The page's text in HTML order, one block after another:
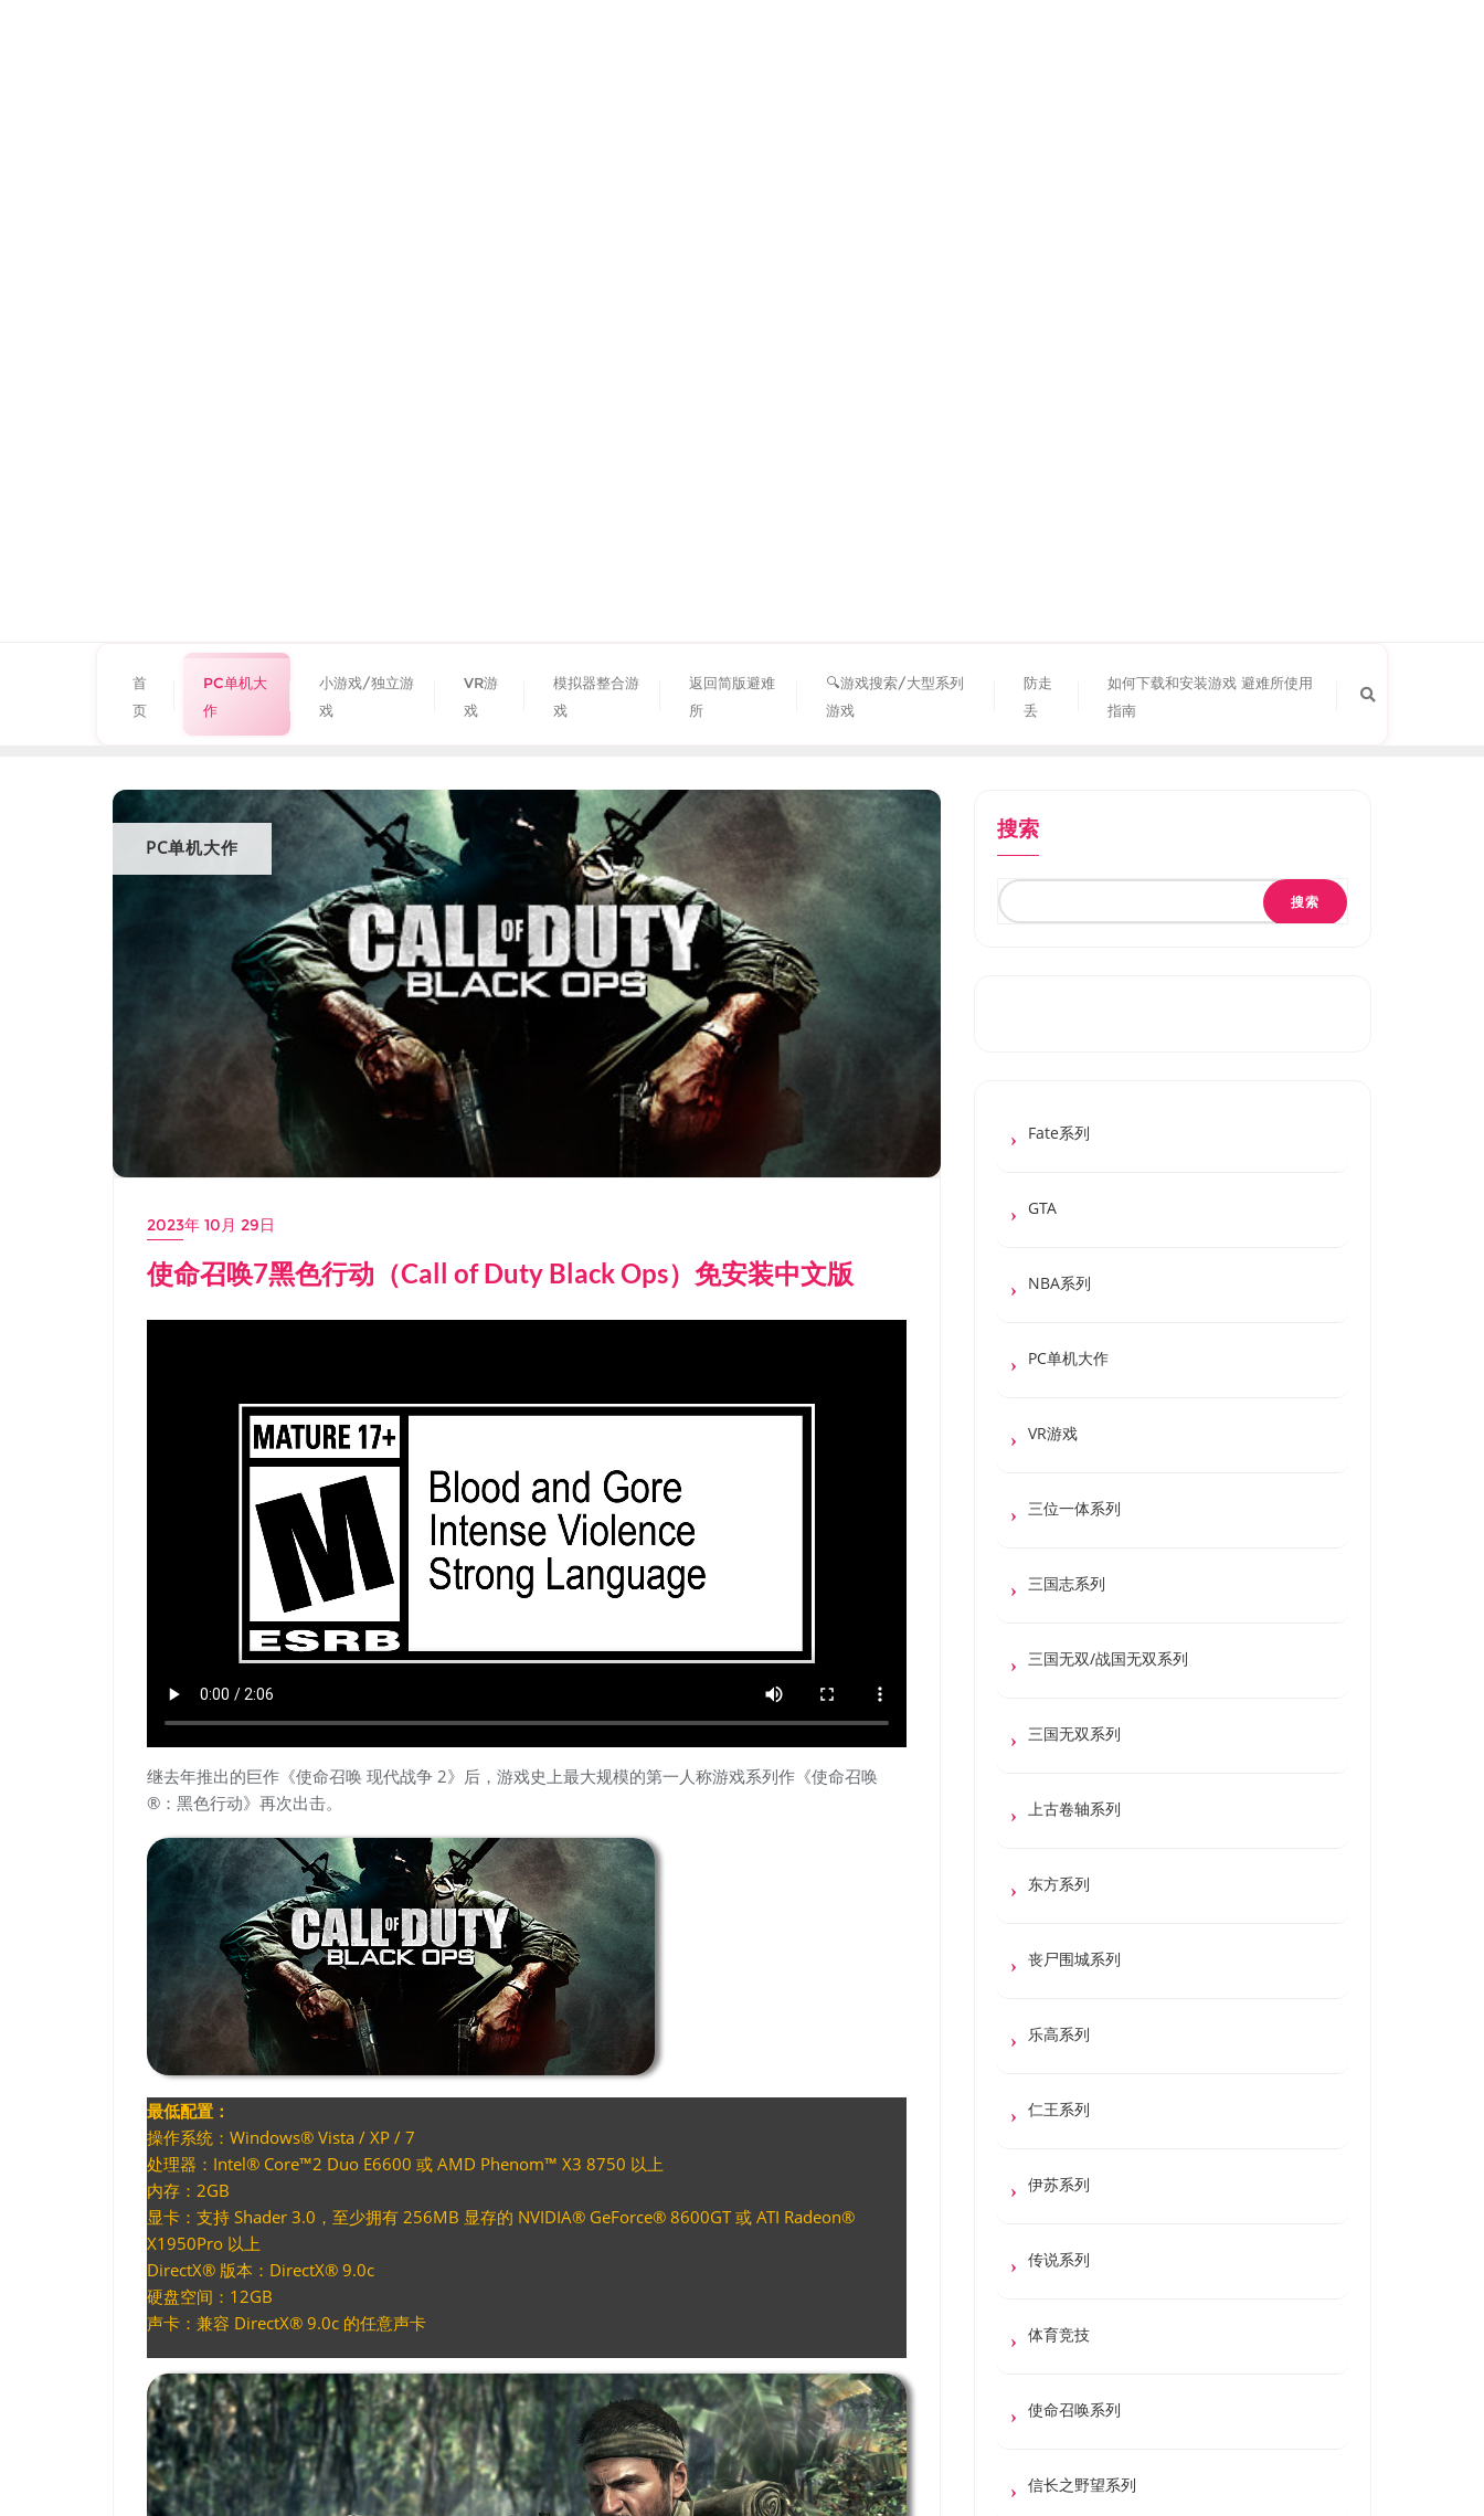
首
页
PC单机大
作
小游戏/独立游
戏
VR游
戏
模拟器整合游
戏
返回简版避难
所
🔍游戏搜索/大型系列
游戏
防走
丢
如何下载和安装游戏 避难所使用
指南
PC单机大作
2023年 10月 29日
使命召唤7黑色行动（Call of Duty Black Ops）免安装中文版
继去年推出的巨作《使命召唤 现代战争 2》后，游戏史上最大规模的第一人称游戏系列作《使命召唤
®：黑色行动》再次出击。
最低配置：
操作系统：Windows® Vista / XP / 7
处理器：Intel® Core™2 Duo E6600 或 AMD Phenom™ X3 8750 以上
内存：2GB
显卡：支持 Shader 3.0，至少拥有 256MB 显存的 NVIDIA® GeForce® 8600GT 或 ATI Radeon®
X1950Pro 以上
DirectX® 版本：DirectX® 9.0c
硬盘空间：12GB
声卡：兼容 DirectX® 9.0c 的任意声卡
搜索
搜索
Fate系列
GTA
NBA系列
PC单机大作
VR游戏
三位一体系列
三国志系列
三国无双/战国无双系列
三国无双系列
上古卷轴系列
东方系列
丧尸围城系列
乐高系列
仁王系列
伊苏系列
传说系列
体育竞技
使命召唤系列
信长之野望系列